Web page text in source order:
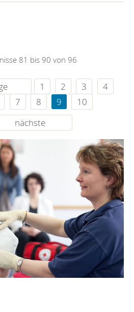
81 bis 90 von 96
1 2 3
4
7 8 9
10
nächste